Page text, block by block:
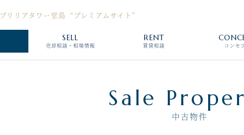
ブリリアタワー堂島 “プレミアムサイト”
SELL
売却相談・相場情報
RENT
賃貸相談 コンセ
Sale
中古物件